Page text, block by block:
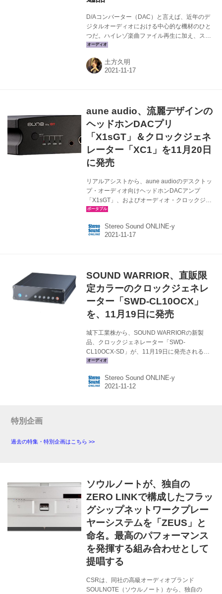
D/Aコンバーター（DAC）と言えば、近年のデ
ジタルオーディオにおける中心的な機材のひと
つだ。ハイレゾ楽曲ファイル再生に加え、スト
リーミング再生が活況となっている最新シーン
ォリティのモデルに出会うこともたびたびあ
る。今回紹介するaune audioのヘッドホンDAC
「X1sGT」（写真右） ￥40,900（税込） 11月
20日発売 オーディオ・クロックジェネレーター
「XC1」 ￥38,900（税込） ...
土方久明
aune audio、流麗デザインの
ヘッドホンDACプリ
「X1sGT」＆クロックジェネ
レーター「XC1」を11月20日
に発売
リアルアシストから、aune audioのデスクトッ
プ・オーディオ向けヘッドホンDACアンプ
「X1sGT」、およびオーディオ・クロックジェ
ネレーター「XC1」が11月20日に発売される。
￥38,900（税込）。 X1sGTは、同ブランドのヘ
ッドホンDACアンプ「X1」シリーズの第8世代
は、USB接続時はPCMで768kHz/32bit、
DSD512（22.4MHz）をサポートしており、同
軸デジタル接続時でも3...
Stereo Sound ONLINE-y
SOUND WARRIOR、直販限
定カラーのクロックジェネレ
ーター「SWD-CL10OCX」
を、11月19日に発売
城下工業株から、SOUND WARRIORの新製
品、クロックジェネレーター「SWD-
CL10OCX-SD」が、11月19日に発売される。
価格は￥99,000（税込）。 SWD-CL10OCX-SD
と、より高精度なクロック信号を出力可能な
OCXO（恒温槽付高精度水晶発振器/0.01ppm）
ター「SWD-CL10OC...
Stereo Sound ONLINE-y
特別企画
過去の特集・特別企画はこちら >>
ソウルノートが、独自の
ZERO LINKで構成したフラッ
グシップネットワークプレー
ヤーシステムを「ZEUS」と
命名。最高のパフォーマンス
を発揮する組み合わせとして
提唱する
CSRは、同社の高級オーディオブランド
SOULNOTE（ソウルノート）から、独自の